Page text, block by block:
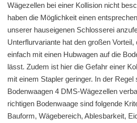
Wägezellen bei einer Kollision nicht
haben die Möglichkeit einen
unserer hauseigenen Schlosserei
Unterflurvariante hat den großen
einfach mit einen Hubwagen auf die
lässt. Zudem ist hier die Gefahr einer
mit einem Stapler geringer. In der Regel
Bodenwaagen 4 DMS-Wägezellen
richtigen Bodenwaage sind folgende
Bauform, Wägebereich, Ablesbarkeit,